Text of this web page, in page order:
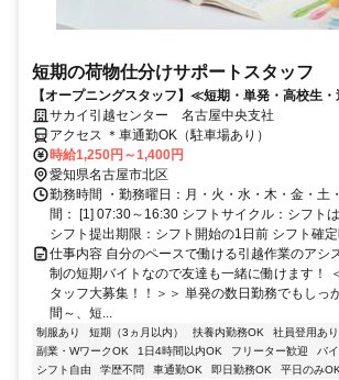
短期の荷物仕分けサポートスタッフ
【オープニングスタッフ】≪短期・単発・高校生
ット多数♪
サカイ引越センター 名古屋中央支社
アクセス ＊車通勤OK（駐車場あり）
時給1,250円～1,400円
愛知県名古屋市北区
勤務時間 ・勤務曜日：月・火・水・木・金・土
間： [1] 07:30～16:30 シフトサイクル：シフト
シフト提出期限：シフト開始の1日前 シフト確定
仕事内容 自分のペースで働ける引越作業のアシ
制の短期バイトなので友達も一緒に働けます！
タッフ大募集！！＞＞ 単発の数日勤務でもしっ
間～、短...
制服あり 短期（3ヵ月以内） 扶養内勤務OK 社員登用あり
副業・WワークOK
1日4時間以内OK フリーター歓迎 バ
シフト自由
学歴不問 車通勤OK 即日勤務OK 平日のみOK